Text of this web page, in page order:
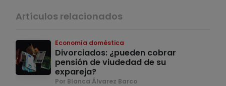
Artículos relacionados
Economía doméstica
Divorciados: ¿pueden cobrar
pensión de viudedad de su
expareja?
Por Blanca Álvarez Barco